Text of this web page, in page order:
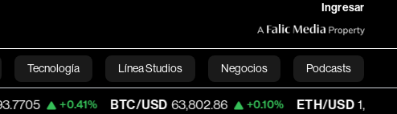
Ingresar
Tecnología Línea Studios Negocios Podcasts
Videos English
+0.41% BTC/USD 63,802.86 +0.10% ETH/USD 1,864.745